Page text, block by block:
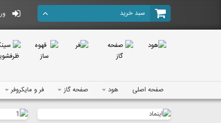
سبد خرید
صفحه اصلی هود صفحه گاز فر و مایکروفر